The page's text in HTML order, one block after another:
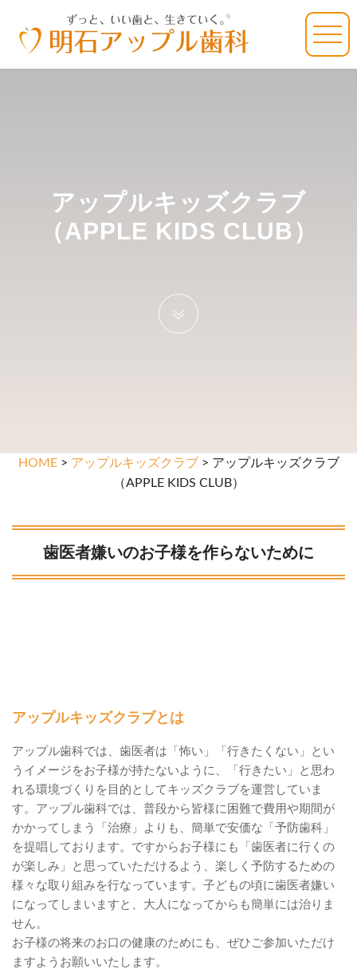
アップルキッズクラブ
（APPLE KIDS CLUB）
HOME> アップルキッズクラブ > アップルキッズクラブ
（APPLE KIDS CLUB）
歯医者嫌いのお子様を作らないために
アップルキッズクラブとは
アップル歯科では、歯医者は「怖い」「行きたくない」とい
うイメージをお子様が持たないように、「行きたい」と思わ
れる環境づくりを目的としてキッズクラブを運営していま
す。アップル歯科では、普段から皆様に困難で費用や期間が
かかってしまう「治療」よりも、簡単で安価な「予防歯科」
を提唱しております。ですからお子様にも「歯医者に行くの
が楽しみ」と思っていただけるよう、楽しく予防するための
様々な取り組みを行なっています。子どもの頃に歯医者嫌い
になってしまいますと、大人になってからも簡単には治りま
せん。
お子様の将来のお口の健康のためにも、ぜひご参加いただけ
ますようお願いいたします。